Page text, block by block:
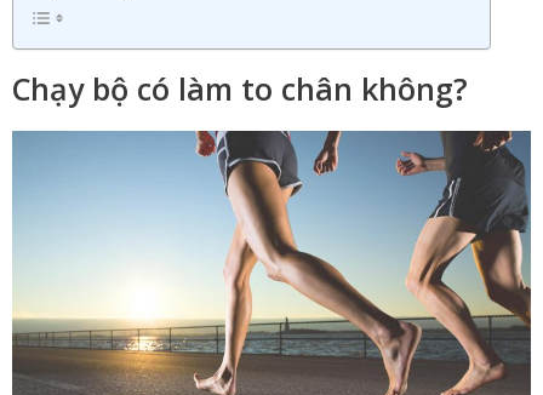
Chạy bộ có làm to chân không?